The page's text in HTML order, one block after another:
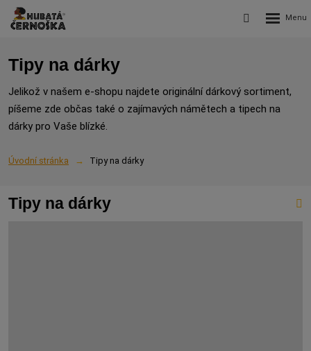
Vyhledávání
Rozbalení
Tipy na dárky
Jelikož v našem e-shopu najdete originální dárkový sortiment,
píšeme zde občas také o zajímavých námětech a tipech na
dárky pro Vaše blízké.
Úvodní stránka Tipy na dárky
Tipy na dárky